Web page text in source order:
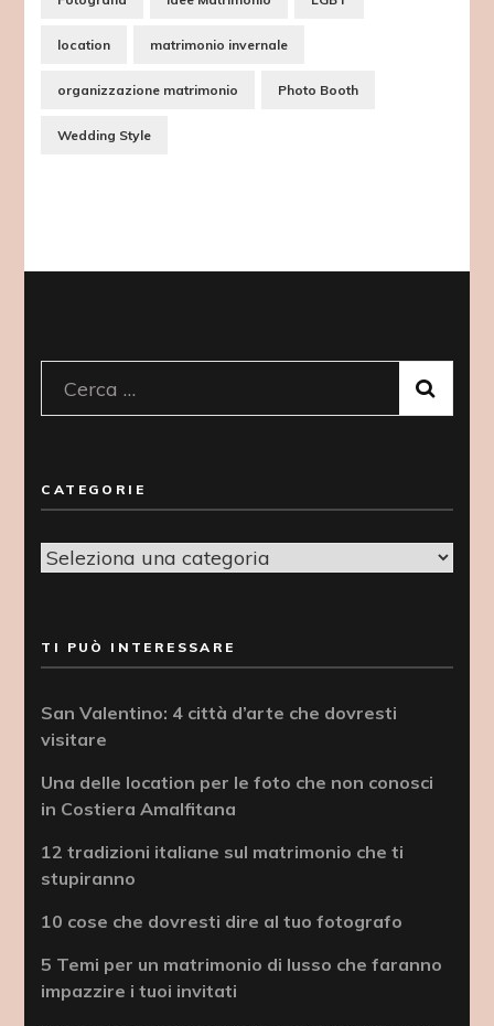
location matrimonio invernale
organizzazione matrimonio Photo Booth
Wedding Style
Ricerca
per:
CATEGORIE
Categorie
TI PUÒ INTERESSARE
San Valentino: 4 città d’arte che dovresti
visitare
Una delle location per le foto che non conosci
in Costiera Amalfitana
12 tradizioni italiane sul matrimonio che ti
stupiranno
10 cose che dovresti dire al tuo fotografo
5 Temi per un matrimonio di lusso che faranno
impazzire i tuoi invitati